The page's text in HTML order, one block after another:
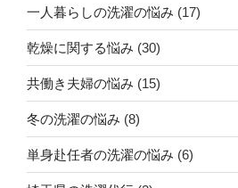
一人暮らしの洗濯の悩み (17)
乾燥に関する悩み (30)
共働き夫婦の悩み (15)
冬の洗濯の悩み (8)
単身赴任者の洗濯の悩み (6)